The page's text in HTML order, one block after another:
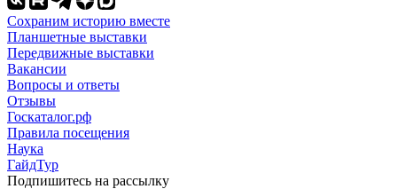
Сохраним историю вместе
Планшетные выставки
Передвижные выставки
Вакансии
Вопросы и ответы
Отзывы
Госкаталог.рф
Правила посещения
Наука
ГайдТур
Подпишитесь на рассылку